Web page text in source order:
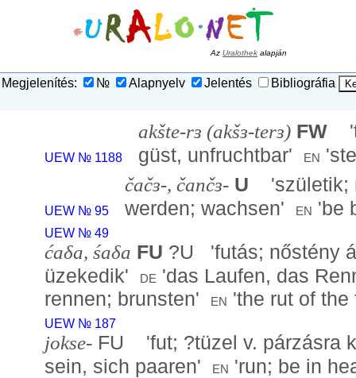
Az Uralothek alapján
Megjelenítés: № Alapnyelv Jelentés Bibliográfia
UEW № 1188
akšte-rɜ (akšɜ-terɜ) FW '
güst, unfruchtbar' en '
UEW № 95
čačɜ-, čančɜ- U 'születik;
werden; wachsen' en 'be
UEW № 49
ćaδa, śaδa FU ?U 'futás; nőstény
üzekedik' de 'das Laufen, das
rennen; brunsten' en 'the rut of
UEW № 187
jokse- FU 'fut; ?tüzel v. párzásra
sein, sich paaren' en 'run; be in